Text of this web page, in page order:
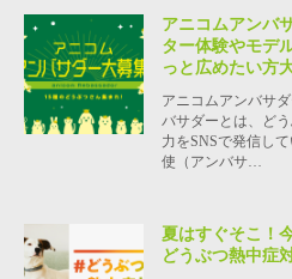
アニコムアンバ
ター体験やモデ
っと広めたい方
アニコムアンバサ
バサダーとは、ど
力をSNSで発信し
使（アンバサ…
夏はすぐそこ！
どうぶつ熱中症